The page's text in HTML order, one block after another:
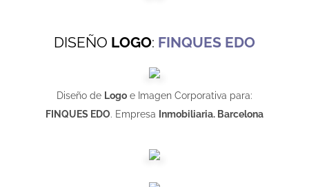
DISEÑO LOGO: FINQUES EDO
Diseño de Logo e Imagen Corporativa para:
FINQUES EDO. Empresa Inmobiliaria. Barcelona